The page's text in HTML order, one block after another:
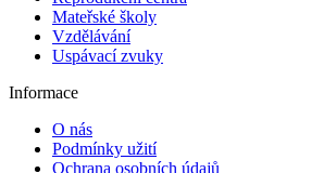
Mateřské školy
Vzdělávání
Uspávací zvuky
Informace
O nás
Podmínky užití
Ochrana osobních údajů